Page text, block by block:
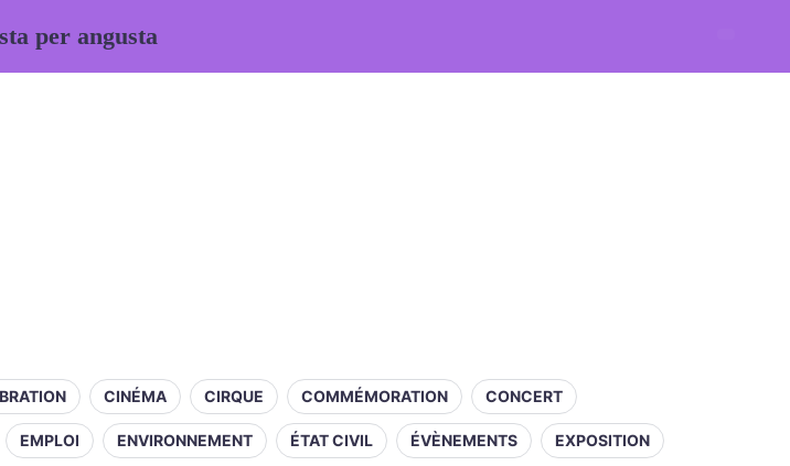
CINÉMA CIRQUE COMMÉMORATION CONCERT
EMPLOI ENVIRONNEMENT ÉTAT CIVIL ÉVÈNEMENTS EXPOSITION
per angusta